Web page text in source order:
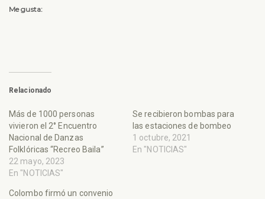
Me gusta:
Relacionado
Más de 1000 personas
vivieron el 2° Encuentro
Nacional de Danzas
Folklóricas “Recreo Baila”
22 mayo, 2023
En "NOTICIAS"
Se recibieron bombas para
las estaciones de bombeo
1 octubre, 2021
En "NOTICIAS"
Colombo firmó un convenio